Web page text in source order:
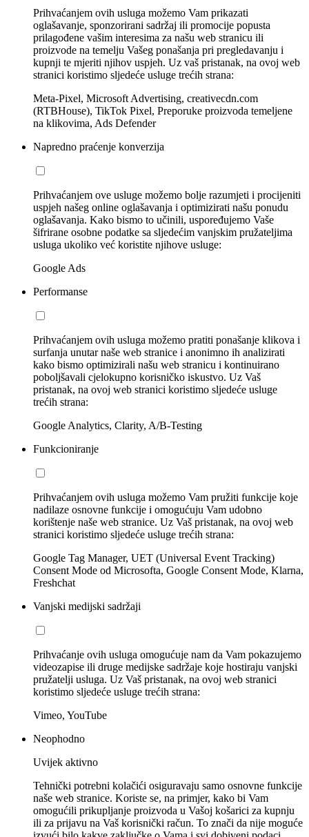
Prihvaćanjem ovih usluga možemo Vam prikazati
oglašavanje, sponzorirani sadržaj ili promocije popusta
prilagođene vašim interesima za našu web stranicu ili
proizvode na temelju Vašeg ponašanja pri pregledavanju i
kupnji te mjeriti njihov uspjeh. Uz vaš pristanak, na ovoj web
stranici koristimo sljedeće usluge trećih strana:
Meta-Pixel, Microsoft Advertising, creativecdn.com
(RTBHouse), TikTok Pixel, Preporuke proizvoda temeljene
na klikovima, Ads Defender
Napredno praćenje konverzija
Prihvaćanjem ove usluge možemo bolje razumjeti i procijeniti
uspjeh našeg online oglašavanja i optimizirati našu ponudu
oglašavanja. Kako bismo to učinili, uspoređujemo Vaše
šifrirane osobne podatke sa sljedećim vanjskim pružateljima
usluga ukoliko već koristite njihove usluge:
Google Ads
Performanse
Prihvaćanjem ovih usluga možemo pratiti ponašanje klikova i
surfanja unutar naše web stranice i anonimno ih analizirati
kako bismo optimizirali našu web stranicu i kontinuirano
poboljšavali cjelokupno korisničko iskustvo. Uz Vaš
pristanak, na ovoj web stranici koristimo sljedeće usluge
trećih strana:
Google Analytics, Clarity, A/B-Testing
Funkcioniranje
Prihvaćanjem ovih usluga možemo Vam pružiti funkcije koje
nadilaze osnovne funkcije i omogućuju Vam udobno
korištenje naše web stranice. Uz Vaš pristanak, na ovoj web
stranici koristimo sljedeće usluge trećih strana:
Google Tag Manager, UET (Universal Event Tracking)
Consent Mode od Microsofta, Google Consent Mode, Klarna,
Freshchat
Vanjski medijski sadržaji
Prihvaćanje ovih usluga omogućuje nam da Vam pokazujemo
videozapise ili druge medijske sadržaje koje hostiraju vanjski
pružatelji usluga. Uz Vaš pristanak, na ovoj web stranici
koristimo sljedeće usluge trećih strana:
Vimeo, YouTube
Neophodno
Uvijek aktivno
Tehnički potrebni kolačići osiguravaju samo osnovne funkcije
naše web stranice. Koriste se, na primjer, kako bi Vam
omogućili prikupljanje proizvoda u Vašoj košarici za kupnju
ili za prijavu na Vaš korisnički račun. To znači da nije moguće